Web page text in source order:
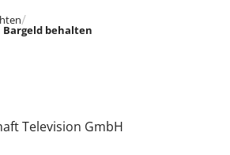
behalten
Television GmbH